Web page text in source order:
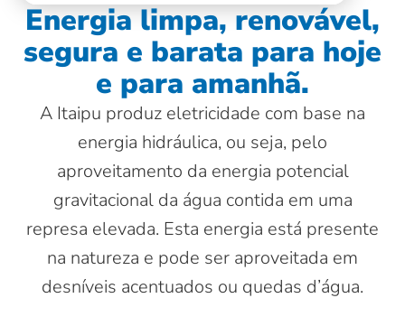
Energia limpa, renovável,
segura e barata para hoje
e para amanhã.
A Itaipu produz eletricidade com base na
energia hidráulica, ou seja, pelo
aproveitamento da energia potencial
gravitacional da água contida em uma
represa elevada. Esta energia está presente
na natureza e pode ser aproveitada em
desníveis acentuados ou quedas d’água.